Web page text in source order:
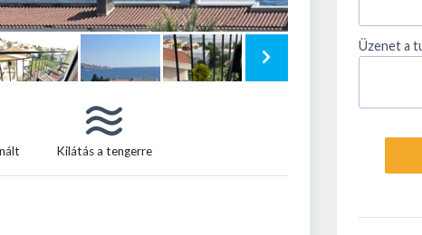
Kilátás a tengerre
Üzenet a